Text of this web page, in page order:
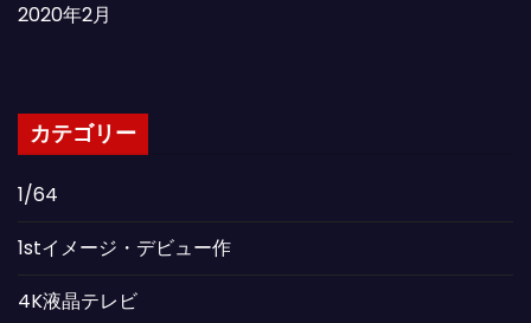
2020年2月
カテゴリー
1/64
1stイメージ・デビュー作
4K液晶テレビ